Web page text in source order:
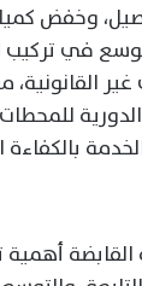
وخفض
في تركيب
القانونية،
بالكفاءة
أهمية